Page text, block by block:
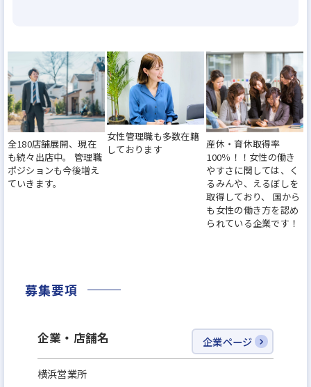
当社は、男女・社歴などを問わないフラットな評価
体制、高い給与水準、産休育休取得のしやすさ、産
休後の時短・時差・在宅勤務、残業時間の削減…な
どなど、社員の働く環境づくりに力を入れてきまし
た。『働きがいのある会社』のベストカンパニーに
も選出されました。その結果、離職率は業界水準の
半分以下になっています。
※その他、厚生労働大臣から女性の活躍推進、子育
で初めて、2年連続で女性活躍推進に優れた企業「な
今より安定した環境で、もっと大きなキャリアを描
けるチャンスに挑戦してみませんか？
全180店舗展開、現在
も続々出店中。 管理職
ポジションも今後増え
ていきます。
女性管理職も多数在籍
しております
産休・育休取得率
100％！！女性の働き
やすさに関しては、く
るみんや、えるぼしを
取得しており、 国から
も女性の働き方を認め
られている企業です！
募集要項
企業・店舗名 企業ページ
横浜営業所